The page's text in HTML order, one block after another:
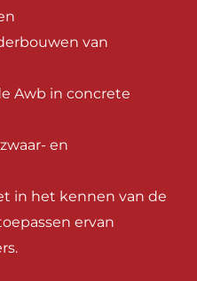
van
Awb in concrete
en
in het kennen van de
ervan